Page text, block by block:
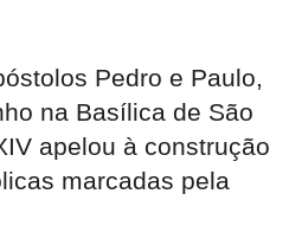
Pedro e Paulo,
na Basílica de São
apelou à construção
marcadas pela